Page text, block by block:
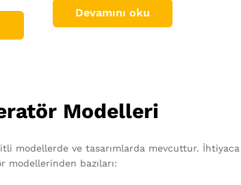
Devamını oku
Modelleri
modellerde ve tasarımlarda mevcuttur.
modellerinden bazıları: